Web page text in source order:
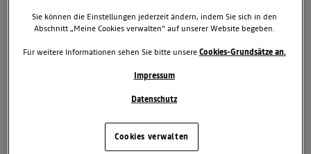
Sie können die Einstellungen jederzeit ändern, indem Sie sich in den
Abschnitt „Meine Cookies verwalten“ auf unserer Website begeben.
Für weitere Informationen sehen Sie bitte unsereCookies-Grundsätze an.
Impressum
Datenschutz
Cookies verwalten